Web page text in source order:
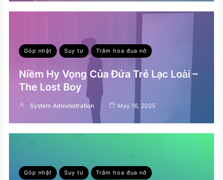
Góp nhặt Suy tư Trăm hoa đua nở
Niềm Hy Vọng Của Đứa Trẻ Lạc Loài –
The Lost Boy
System Administration May 16, 2025
Góp nhặt Suy tư Trăm hoa đua nở